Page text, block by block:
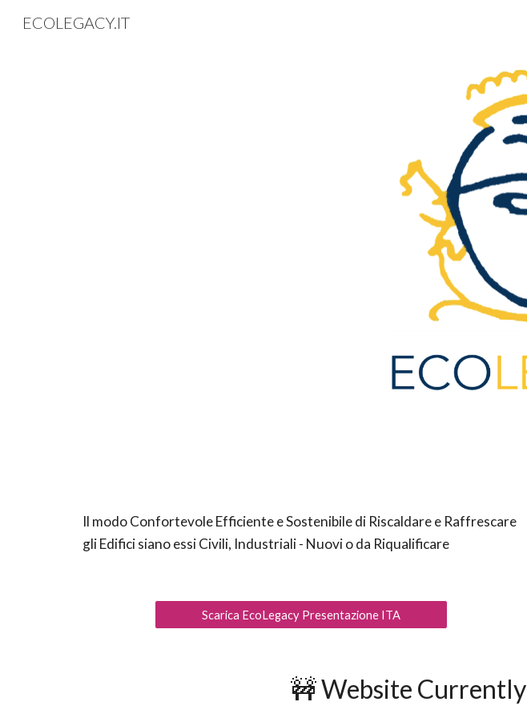
ECOLEGACY.IT
Il modo Confortevole Efficiente e Sostenibile di Riscaldare e Raffrescare
gli Edifici siano essi Civili, Industriali- Nuovi o da Riqualificare
Scarica EcoLegacy Presentazione ITA
🚧 Website Currently